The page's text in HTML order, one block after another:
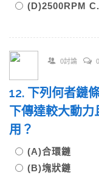
(D)2500RPM
0討論
12. 下列何者鏈
下傳達較大動力
用？
(A)合環鏈
(B)塊狀鏈